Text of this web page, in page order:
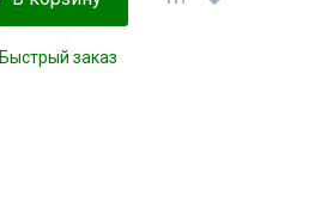
Быстрый заказ